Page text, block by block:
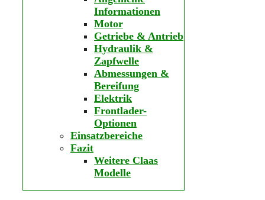
Informationen
Motor
Getriebe & Antrieb
Hydraulik &
Zapfwelle
Abmessungen &
Bereifung
Elektrik
Frontlader-
Optionen
Einsatzbereiche
Fazit
Weitere Claas
Modelle